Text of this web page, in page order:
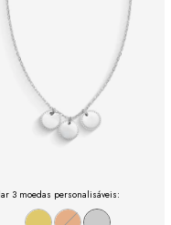
3 moedas personalisáveis: